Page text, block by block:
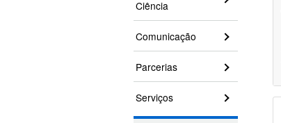
Ciência
Comunicação
Parcerias
Serviços